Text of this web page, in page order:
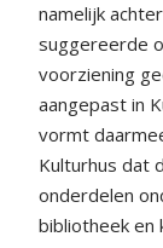
namelijk
suggereerde
voorziening
aangepast in
vormt
Kulturhus dat
onderdelen
bibliotheek en